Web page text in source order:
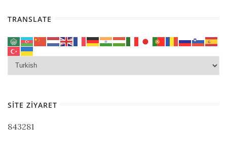
TRANSLATE
SITE ZIYARET
843281